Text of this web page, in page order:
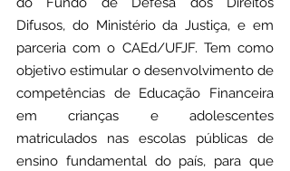
Difusos, do Ministério da Justiça, e em
parceria com o CAEd/UFJF. Tem como
objetivo estimular o desenvolvimento de
competências de Educação Financeira
em crianças e adolescentes
matriculados nas escolas públicas de
ensino fundamental do país, para que